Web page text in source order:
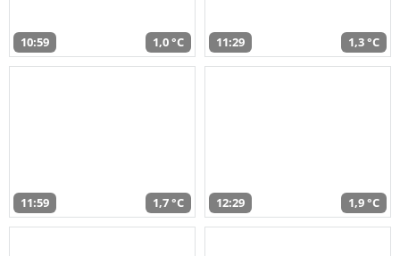
10:59 1,0 °C 11:29 1,3 °C
11:59 1,7 °C 12:29 1,9 °C